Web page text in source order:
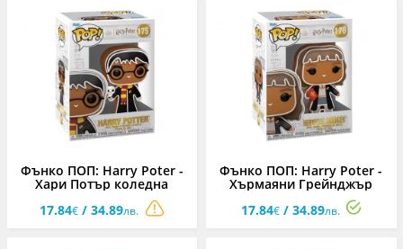
Фънко ПОП: Harry Poter -
Хари Потър коледна
бисквитка #175
17.84€/ 34.89лв.
Фънко ПОП: Harry Poter -
Хърмаяни Грейнджър
коледна бисквитка #176
17.84€/ 34.89лв.